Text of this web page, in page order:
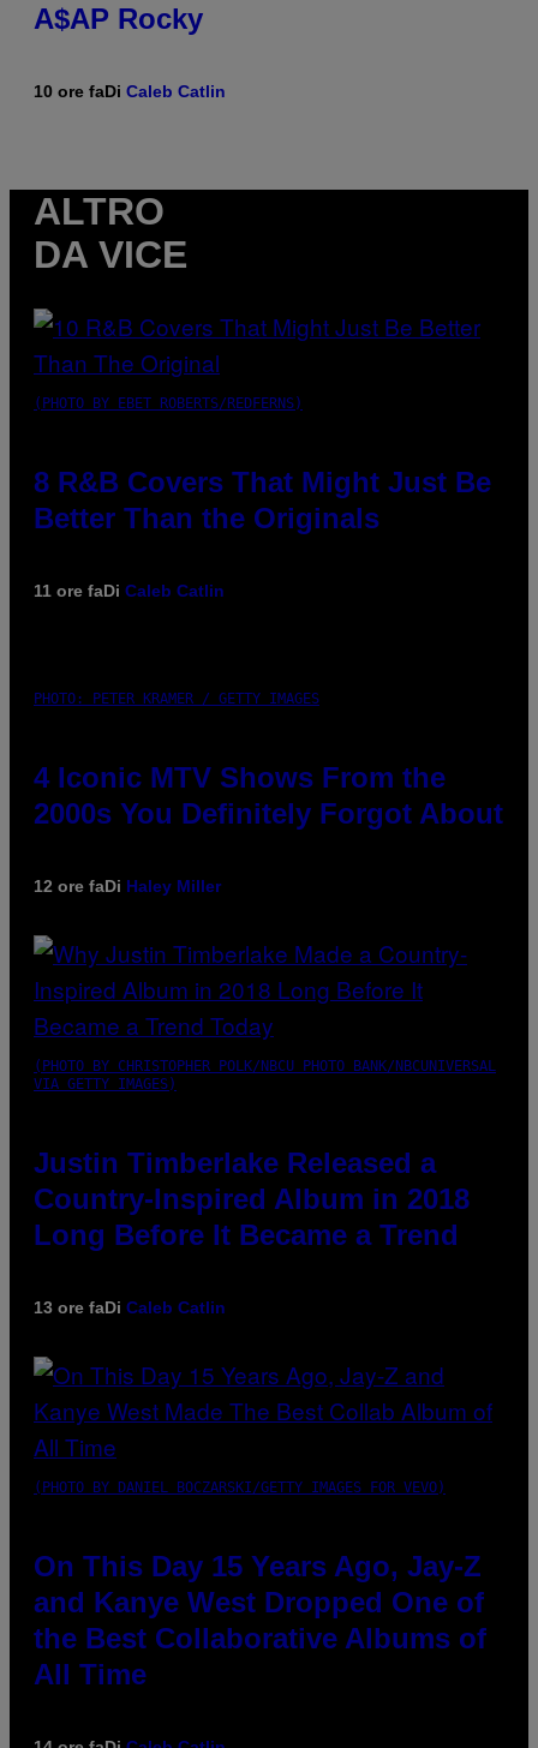
A$AP Rocky
10 ore faDi Caleb Catlin
ALTRO
DA VICE
(PHOTO BY EBET ROBERTS/REDFERNS)
8 R&B Covers That Might Just Be
Better Than the Originals
11 ore faDi Caleb Catlin
PHOTO: PETER KRAMER / GETTY IMAGES
4 Iconic MTV Shows From the
2000s You Definitely Forgot About
12 ore faDi Haley Miller
(PHOTO BY CHRISTOPHER POLK/NBCU PHOTO BANK/NBCUNIVERSAL
VIA GETTY IMAGES)
Justin Timberlake Released a
Country-Inspired Album in 2018
Long Before It Became a Trend
13 ore faDi Caleb Catlin
(PHOTO BY DANIEL BOCZARSKI/GETTY IMAGES FOR VEVO)
On This Day 15 Years Ago, Jay-Z
and Kanye West Dropped One of
the Best Collaborative Albums of
All Time